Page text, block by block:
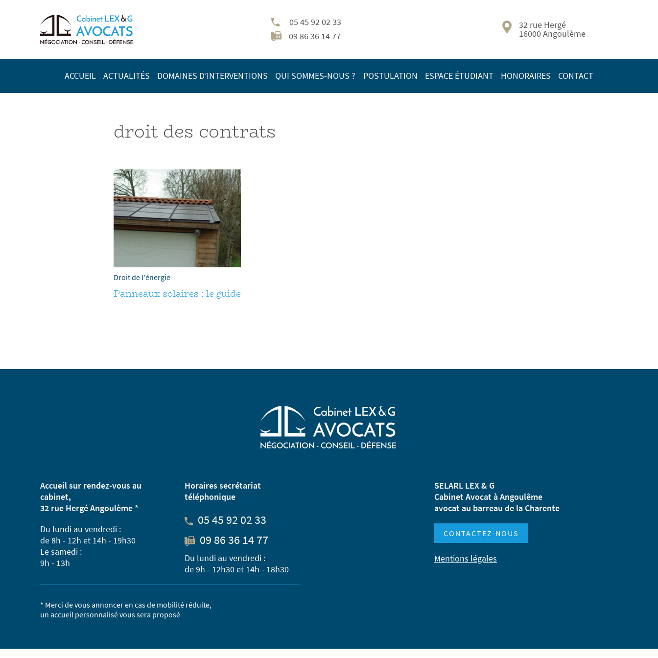
05 45 92 02 33
09 86 36 14 77
32 rue Hergé
16000 Angoulème
ACCUEIL ACTUALITÉS DOMAINES D’INTERVENTIONS QUI SOMMES-NOUS ? POSTULATION ESPACE ÉTUDIANT HONORAIRES CONTACT
droit des contrats
Droit de l'énergie
Panneaux solaires : le guide
Accueil sur rendez-vous au
cabinet,
32 rue Hergé Angoulème *
Du lundi au vendredi :
de 8h - 12h et 14h - 19h30
Le samedi :
9h - 13h
Horaires secrétariat
téléphonique
05 45 92 02 33
09 86 36 14 77
Du lundi au vendredi :
de 9h - 12h30 et 14h - 18h30
SELARL LEX & G
Cabinet Avocat à Angoulême
avocat au barreau de la Charente
CONTACTEZ-NOUS
Mentions légales
* Merci de vous annoncer en cas de mobilité réduite,
un accueil personnalisé vous sera proposé